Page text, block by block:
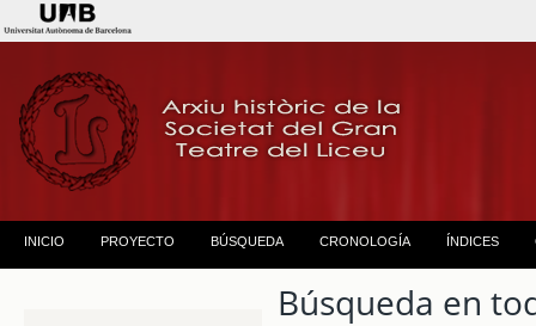
INICIO PROYECTO BÚSQUEDA CRONOLOGÍA ÍNDICES
Búsqueda en